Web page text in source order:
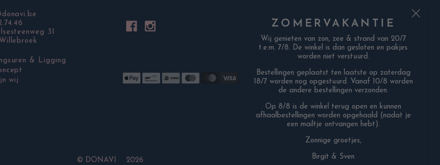
ZOMERVAKANTIE
Wij genieten van zon, zee & strand van 20/7
t.e.m. 7/8. De winkel is dan gesloten en pakjes
worden niet verstuurd.
Bestellingen geplaatst ten laatste op zaterdag
18/7 worden nog opgestuurd. Vanaf 10/8 worden
de andere bestellingen verzonden.
Op 8/8 is de winkel terug open en kunnen
afhaalbestellingen worden opgehaald (nadat je
een mailtje ontvangen hebt).
Zonnige groetjes,
Birgit & Sven
31
& Ligging
wij
© DONAVI 2026